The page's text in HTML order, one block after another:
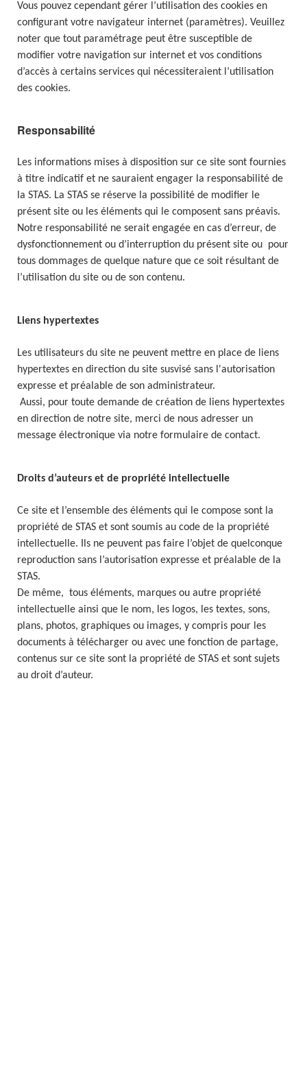
Vous pouvez cependant gérer l’utilisation des cookies en
configurant votre navigateur internet (paramètres). Veuillez
noter que tout paramétrage peut être susceptible de
modifier votre navigation sur internet et vos conditions
d’accès à certains services qui nécessiteraient l’utilisation
des cookies.
Responsabilité
Les informations mises à disposition sur ce site sont fournies
à titre indicatif et ne sauraient engager la responsabilité de
la STAS. La STAS se réserve la possibilité de modifier le
présent site ou les éléments qui le composent sans préavis.
Notre responsabilité ne serait engagée en cas d’erreur, de
dysfonctionnement ou d’interruption du présent site ou pour
tous dommages de quelque nature que ce soit résultant de
l’utilisation du site ou de son contenu.
Liens hypertextes
Les utilisateurs du site ne peuvent mettre en place de liens
hypertextes en direction du site susvisé sans l'autorisation
expresse et préalable de son administrateur.
Aussi, pour toute demande de création de liens hypertextes
en direction de notre site, merci de nous adresser un
message électronique via notre formulaire de contact.
Droits d’auteurs et de propriété intellectuelle
Ce site et l’ensemble des éléments qui le compose sont la
propriété de STAS et sont soumis au code de la propriété
intellectuelle. Ils ne peuvent pas faire l’objet de quelconque
reproduction sans l’autorisation expresse et préalable de la
STAS.
De même, tous éléments, marques ou autre propriété
intellectuelle ainsi que le nom, les logos, les textes, sons,
plans, photos, graphiques ou images, y compris pour les
documents à télécharger ou avec une fonction de partage,
contenus sur ce site sont la propriété de STAS et sont sujets
au droit d’auteur.